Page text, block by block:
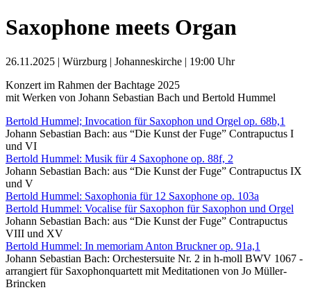
Saxophone meets Organ
26.11.2025 | Würzburg | Johanneskirche | 19:00 Uhr
Konzert im Rahmen der Bachtage 2025
mit Werken von Johann Sebastian Bach und Bertold Hummel
Bertold Hummel; Invocation für Saxophon und Orgel op. 68b,1
Johann Sebastian Bach: aus “Die Kunst der Fuge” Contrapuctus I
und VI
Bertold Hummel: Musik für 4 Saxophone op. 88f, 2
Johann Sebastian Bach: aus “Die Kunst der Fuge” Contrapuctus IX
und V
Bertold Hummel: Saxophonia für 12 Saxophone op. 103a
Bertold Hummel: Vocalise für Saxophon für Saxophon und Orgel
Johann Sebastian Bach: aus “Die Kunst der Fuge” Contrapuctus
VIII und XV
Bertold Hummel: In memoriam Anton Bruckner op. 91a,1
Johann Sebastian Bach: Orchestersuite Nr. 2 in h-moll BWV 1067 -
arrangiert für Saxophonquartett mit Meditationen von Jo Müller-
Brincken